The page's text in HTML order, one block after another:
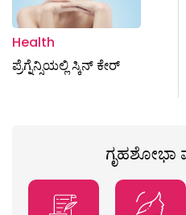
Health
ಪ್ರೆಗ್ನೆನ್ಸಿಯಲ್ಲಿ ಸ್ಕಿನ್‌ ಕೇರ್‌